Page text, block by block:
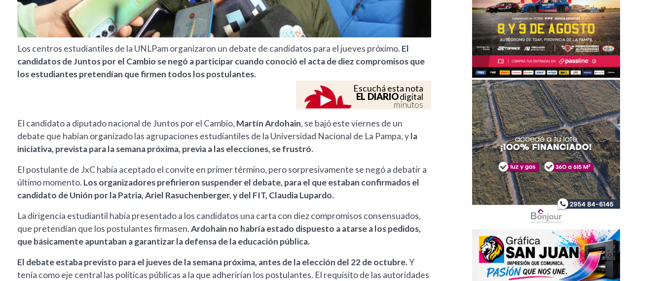
Los centros estudiantiles de la UNLPam organizaron un debate de candidatos para el jueves próximo. El
candidatos de Juntos por el Cambio se negó a participar cuando conoció el acta de diez compromisos que
los estudiantes pretendían que firmen todos los postulantes.
Escuchá esta nota
EL DIARIOdigital
minutos
El candidato a diputado nacional de Juntos por el Cambio, Martín Ardohain, se bajó este viernes de un
debate que habían organizado las agrupaciones estudiantiles de la Universidad Nacional de La Pampa, yla
iniciativa, prevista para la semana próxima, previa a las elecciones, se frustró.
El postulante de JxC había aceptado el convite en primer término, pero sorpresivamente se negó a debatir a
último momento. Los organizadores prefirieron suspender el debate, para el que estaban confirmados el
candidato de Unión por la Patria, Ariel Rasuchenberger, y del FIT, Claudia Lupardo.
La dirigencia estudiantil había presentado a los candidatos una carta con diez compromisos consensuados,
que pretendían que los postulantes firmasen.Ardohain no habría estado dispuesto a atarse a los pedidos,
que básicamente apuntaban a garantizar la defensa de la educación pública.
El debate estaba previsto para el jueves de la semana próxima, antes de la elección del 22 de octubre.Y
tenía como eje central las políticas públicas a la que adherirían los postulantes. El requisito de las autoridades